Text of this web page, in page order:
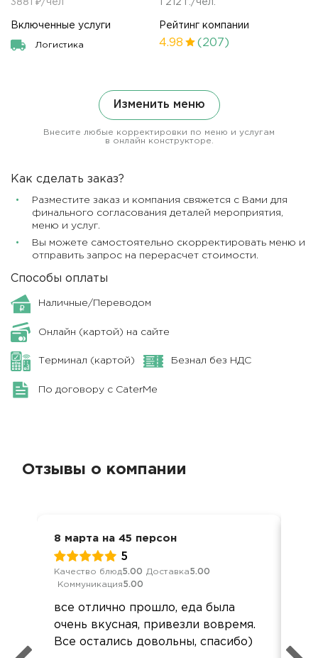
3881 ₽/чел 1 212 г./чел.
Включенные услуги
Логистика
Рейтинг компании
4.98 (207)
Изменить меню
Внесите любые корректировки по меню и услугам
в онлайн конструкторе.
Как сделать заказ?
Разместите заказ и компания свяжется с Вами для
финального согласования деталей мероприятия,
меню и услуг.
Вы можете самостоятельно скорректировать меню и
отправить запрос на перерасчет стоимости.
Способы оплаты
Наличные/Переводом
Онлайн (картой) на сайте
Терминал (картой) Безнал без НДС
По договору с CaterMe
Отзывы о компании
8 марта на 45 персон
5
Качество блюд5.00 Доставка5.00
Коммуникация5.00
все отлично прошло, еда была
очень вкусная, привезли вовремя.
Все остались довольны, спасибо)